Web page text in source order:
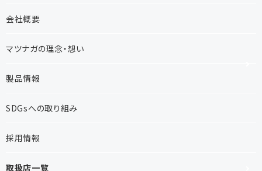
会社概要
マツナガの理念・想い
製品情報
SDGsへの取り組み
採用情報
取扱店一覧